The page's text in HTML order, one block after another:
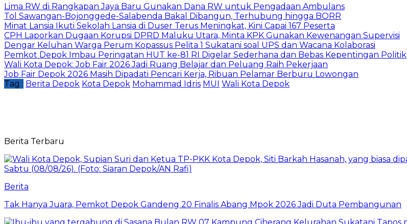
Lima RW di Rangkapan Jaya Baru Gunakan Dana RW untuk Pengadaan Ambulans
Tol Sawangan-Bojonggede-Salabenda Bakal Dibangun, Terhubung hingga BORR
Minat Lansia Ikuti Sekolah Lansia di Duser Terus Meningkat, Kini Capai 167 Peserta
CPH Laporkan Dugaan Korupsi DPRD Maluku Utara, Minta KPK Gunakan Kewenangan Supervisi
Dengar Keluhan Warga Perum Kopassus Pelita 1 Sukatani soal UPS dan Wacana Kolaborasi
Pemkot Depok Imbau Peringatan HUT ke-81 RI Digelar Sederhana dan Bebas Kepentingan Politik
Wali Kota Depok: Job Fair 2026 Jadi Ruang Belajar dan Peluang Raih Pekerjaan
Job Fair Depok 2026 Masih Dipadati Pencari Kerja, Ribuan Pelamar Berburu Lowongan
Tag : Berita Depok Kota Depok Mohammad Idris MUI Wali Kota Depok
Berita Terbaru
Berita
Tak Hanya Juara, Pemkot Depok Gandeng 20 Finalis Abang Mpok 2026 Jadi Duta Pembangunan